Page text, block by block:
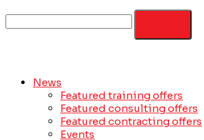
News
Featured training offers
Featured consulting offers
Featured contracting offers
Events